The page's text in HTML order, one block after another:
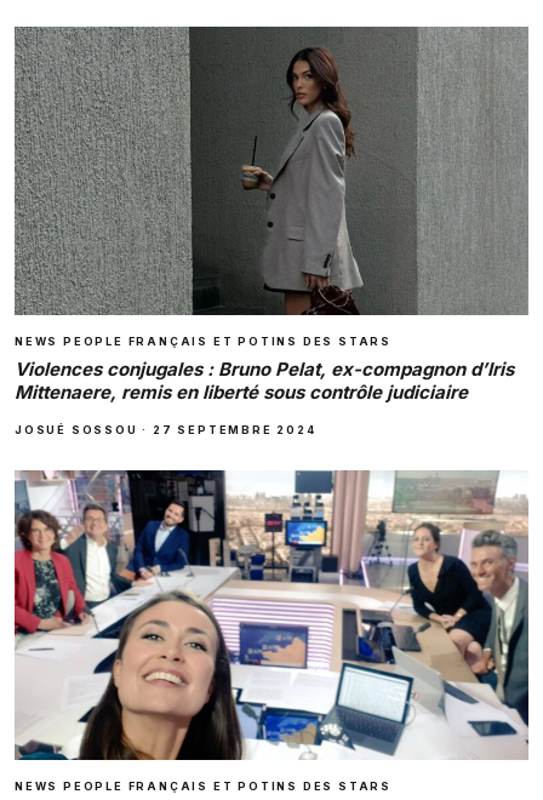
NEWS PEOPLE FRANÇAIS ET POTINS DES STARS
Violences conjugales : Bruno Pelat, ex-compagnon d’Iris
Mittenaere, remis en liberté sous contrôle judiciaire
JOSUÉ SOSSOU · 27 SEPTEMBRE 2024
NEWS PEOPLE FRANÇAIS ET POTINS DES STARS